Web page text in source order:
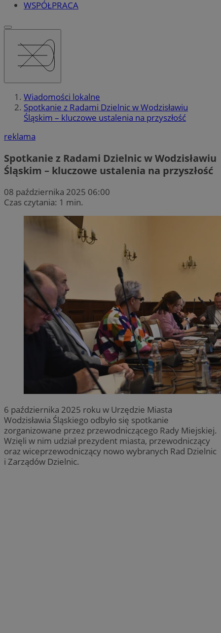
WSPÓŁPRACA
Wiadomości lokalne
Spotkanie z Radami Dzielnic w Wodzisławiu
Śląskim – kluczowe ustalenia na przyszłość
reklama
Spotkanie z Radami Dzielnic w Wodzisławiu
Śląskim – kluczowe ustalenia na przyszłość
08 października 2025 06:00
Czas czytania: 1 min.
6 października 2025 roku w Urzędzie Miasta
Wodzisławia Śląskiego odbyło się spotkanie
zorganizowane przez przewodniczącego Rady Miejskiej.
Wzięli w nim udział prezydent miasta, przewodniczący
oraz wiceprzewodniczący nowo wybranych Rad Dzielnic
i Zarządów Dzielnic.